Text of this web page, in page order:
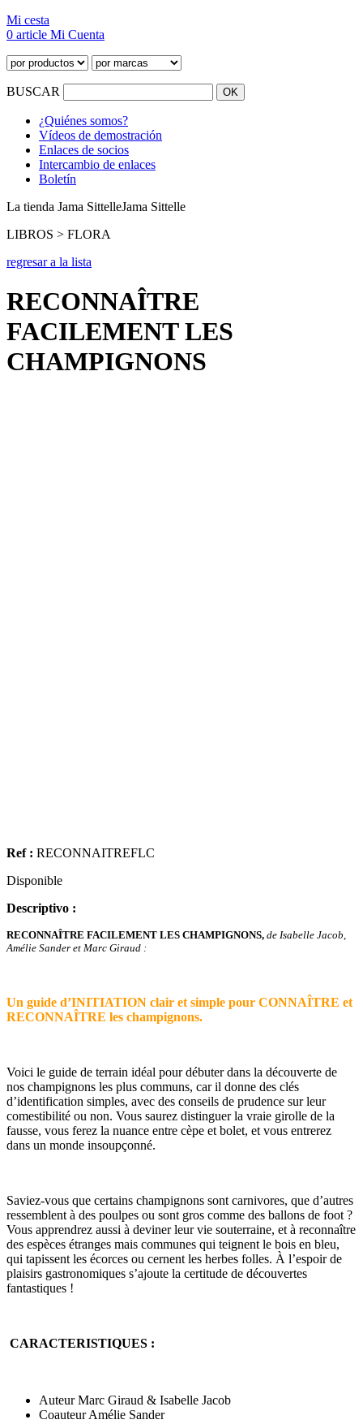
Mi cesta
0 article Mi Cuenta
BUSCAR
¿Quiénes somos?
Vídeos de demostración
Enlaces de socios
Intercambio de enlaces
Boletín
La tienda Jama SittelleJama Sittelle
LIBROS > FLORA
regresar a la lista
RECONNAÎTRE
FACILEMENT LES
CHAMPIGNONS
Ref : RECONNAITREFLC
Disponible
Descriptivo :
RECONNAÎTRE FACILEMENT LES CHAMPIGNONS, de Isabelle Jacob,
Amélie Sander et Marc Giraud :
Un guide d’INITIATION clair et simple pour CONNAÎTRE et
RECONNAÎTRE les champignons.
Voici le guide de terrain idéal pour débuter dans la découverte de
nos champignons les plus communs, car il donne des clés
d’identification simples, avec des conseils de prudence sur leur
comestibilité ou non. Vous saurez distinguer la vraie girolle de la
fausse, vous ferez la nuance entre cèpe et bolet, et vous entrerez
dans un monde insoupçonné.
Saviez-vous que certains champignons sont carnivores, que d’autres
ressemblent à des poulpes ou sont gros comme des ballons de foot ?
Vous apprendrez aussi à deviner leur vie souterraine, et à reconnaître
des espèces étranges mais communes qui teignent le bois en bleu,
qui tapissent les écorces ou cernent les herbes folles. À l’espoir de
plaisirs gastronomiques s’ajoute la certitude de découvertes
fantastiques !
CARACTERISTIQUES :
Auteur Marc Giraud & Isabelle Jacob
Coauteur Amélie Sander